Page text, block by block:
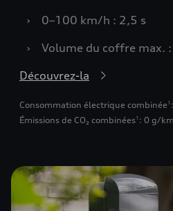
›
0–100 km/h : 2,5 s
›
Volume du coffre max.
Découvrez-la
Consommation électrique combinée 1
Émissions de CO₂ combinées1 : 0 g/km